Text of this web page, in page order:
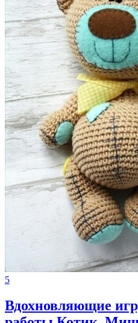
5
Вдохновляющие